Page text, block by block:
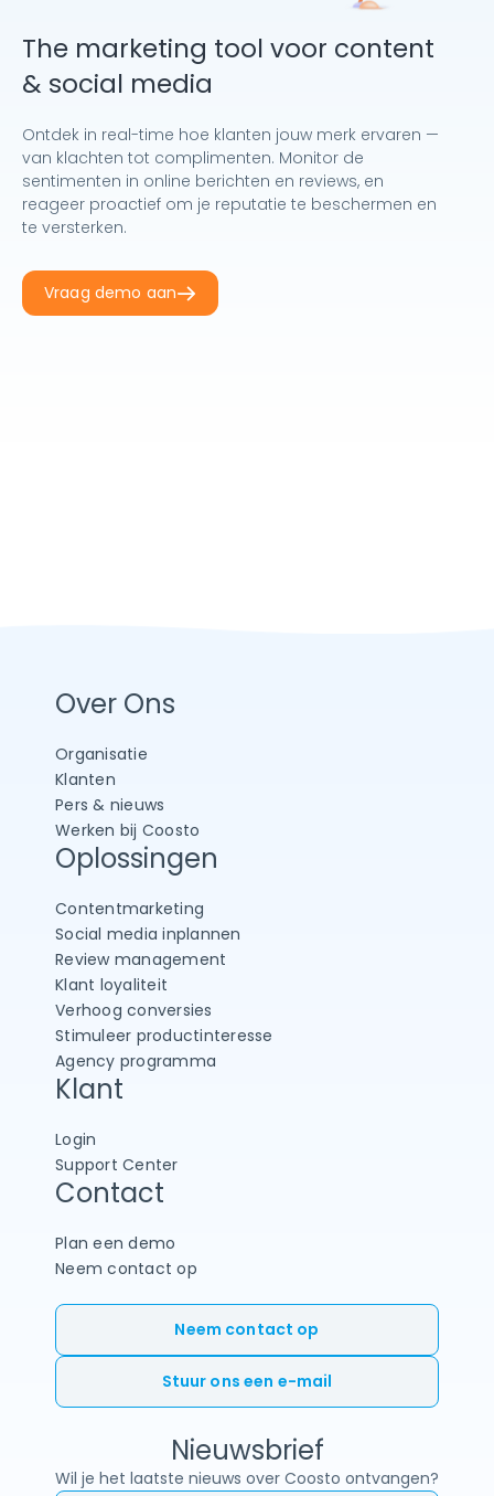
The marketing tool voor content
& social media
Ontdek in real-time hoe klanten jouw merk ervaren —
van klachten tot complimenten. Monitor de
sentimenten in online berichten en reviews, en
reageer proactief om je reputatie te beschermen en
te versterken.
Vraag demo aan
Neem contact op
Stuur ons een e-mail
Nieuwsbrief
Wil je het laatste nieuws over Coosto ontvangen?
Over Ons
Organisatie
Klanten
Pers & nieuws
Werken bij Coosto
Oplossingen
Contentmarketing
Social media inplannen
Review management
Klant loyaliteit
Verhoog conversies
Stimuleer productinteresse
Agency programma
Klant
Login
Support Center
Contact
Plan een demo
Neem contact op